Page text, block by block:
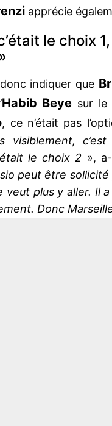
apprécie
le choix
indiquer que
Habib Beye sur le
, ce n’était pas
visiblement,
le choix 2 »,
peut être sollicité
veut plus y aller. Il
Donc